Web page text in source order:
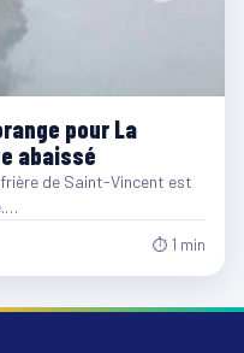
pour La
abaissé
de Saint-Vincent est
⏱ 1 min